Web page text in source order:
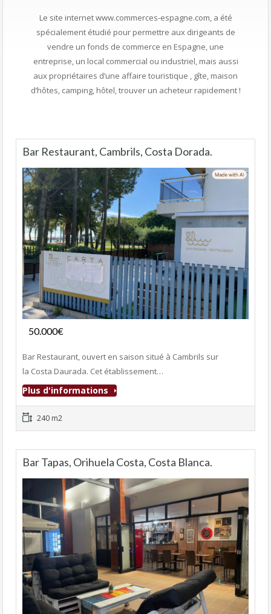
Le site internet www.commerces-espagne.com, a été
spécialement étudié pour permettre aux dirigeants de
vendre un fonds de commerce en Espagne, une
entreprise, un local commercial ou industriel, mais aussi
aux propriétaires d’une affaire touristique , gîte, maison
d’hôtes, camping, hôtel, trouver un acheteur rapidement !
Bar Restaurant, Cambrils, Costa Dorada.
Fonds de commerce
50.000€
Bar Restaurant, ouvert en saison situé à Cambrils sur
la Costa Daurada. Cet établissement…
Plus d'informations
240 m2
Bar Tapas, Orihuela Costa, Costa Blanca.